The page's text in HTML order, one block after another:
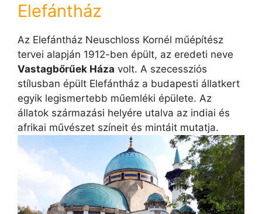
Elefántház
Az Elefántház Neuschloss Kornél műépítész
tervei alapján 1912-ben épült, az eredeti neve
Vastagbőrűek Háza volt. A szecessziós
stílusban épült Elefántház a budapesti állatkert
egyik legismertebb műemléki épülete. Az
állatok származási helyére utalva az indiai és
afrikai művészet színeit és mintáit mutatja.